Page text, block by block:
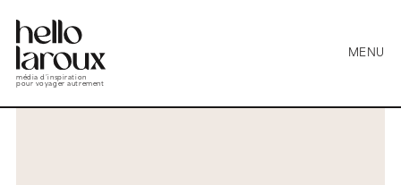
média d’inspiration
pour voyager autrement
MENU